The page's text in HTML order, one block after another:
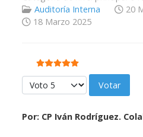
Auditoría Interna
20
18 Marzo 2025
Ratio:5/5
Por favor, vote
Por: CP Iván Rodríguez.